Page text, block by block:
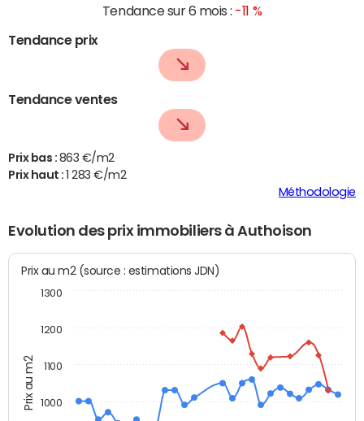
Tendance sur 6 mois : -11 %
Tendance prix
Tendance ventes
Prix bas : 863 €/m2
Prix haut :
1 283 €/m2
Méthodologie
Evolution des prix immobiliers à Authoison
Prix au m2
Prix au m2 (source : estimations JDN)
1000
1100
1200
1300